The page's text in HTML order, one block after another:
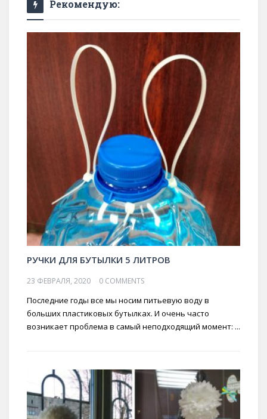
Рекомендую:
РУЧКИ ДЛЯ БУТЫЛКИ 5 ЛИТРОВ
23 ФЕВРАЛЯ, 2020 0 COMMENTS
Последние годы все мы носим питьевую воду в
больших пластиковых бутылках. И очень часто
возникает проблема в самый неподходящий момент: ...